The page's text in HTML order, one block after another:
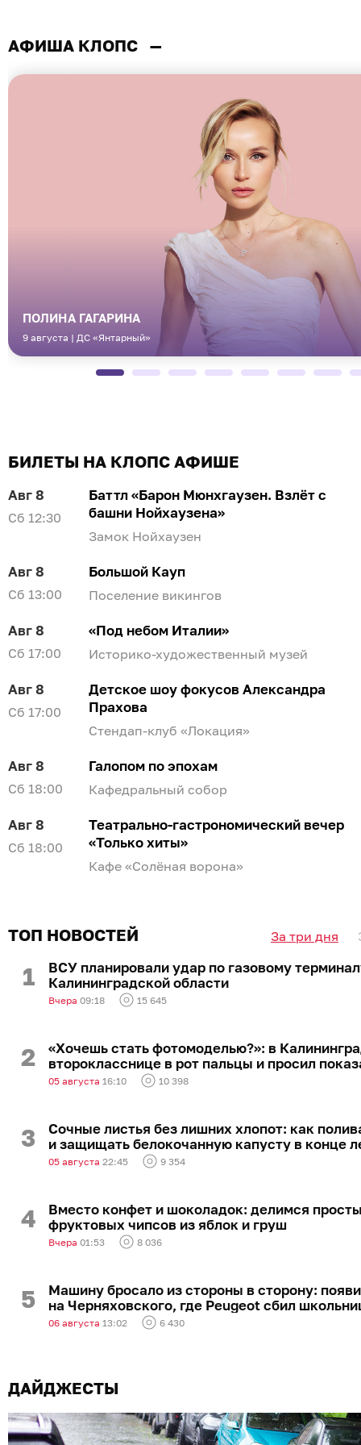
АФИША КЛОПС —
ПОЛИНА ГАГАРИНА
9 августа | ДС «Янтарный»
БИЛЕТЫ НА КЛОПС АФИШЕ
Авг 8
Сб 12:30
Баттл «Барон Мюнхгаузен. Взлёт с
башни Нойхаузена»
Замок Нойхаузен
Авг 8
Сб 13:00
Большой Кауп
Поселение викингов
Авг 8
Сб 17:00
«Под небом Италии»
Историко-художественный музей
Авг 8
Сб 17:00
Детское шоу фокусов Александра
Прахова
Стендап-клуб «Локация»
Авг 8
Сб 18:00
Галопом по эпохам
Кафедральный собор
Авг 8
Сб 18:00
Театрально-гастрономический вечер
«Только хиты»
Кафе «Солёная ворона»
Филармония
Сб 18:00 Драмтеатр
Сб 19:00 Янтарь-Холл
Стендап топовых комиков МСК, СПБ и
Комедийное шоу «Клуб знакомств»
Авг 8
Сб 22:30
Джаз в клубе «Локация»
Стендап-клуб «Локация»
Вс 12:00 Замок Бранденбург
Мафия в стиле стендап
Авг 9
Вс 18:00
Звучащие сады
Кафедральный собор
ТОП НОВОСТЕЙ За три дня
ВСУ планировали удар по газовому
Калининградской области
Вчера 09:18 15 645
«Хочешь стать фотомоделью?»: в
второкласснице в рот пальцы и просил
05 августа 16:10 10 398
Сочные листья без лишних хлопот: как
и защищать белокочанную капусту в конце
05 августа 22:45 9 354
Вместо конфет и шоколадок: делимся
фруктовых чипсов из яблок и груш
Вчера 01:53 8 036
Машину бросало из стороны в сторону:
на Черняховского, где Peugeot сбил
06 августа 13:02 6 430
ДАЙДЖЕСТЫ